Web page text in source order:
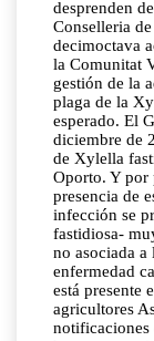
desprenden
Conselleria
decimoctava
la Comunitat
gestión de la
plaga de la
esperado. El
diciembre de
de Xylella
Oporto. Y por
presencia de
infección se
fastidiosa-
no asociada
enfermedad
está presente
agricultores
notificaciones